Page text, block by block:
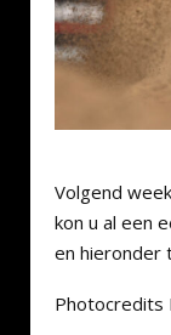
Volgend
kon u al een
en hieronder
Photocredits